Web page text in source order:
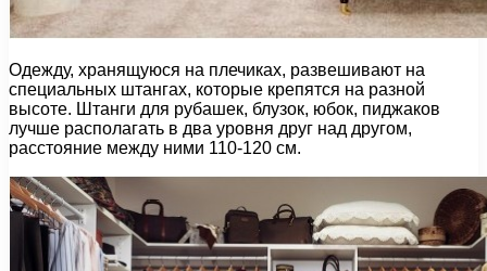
Одежду, хранящуюся на плечиках, развешивают на
специальных штангах, которые крепятся на разной
высоте. Штанги для рубашек, блузок, юбок, пиджаков
лучше располагать в два уровня друг над другом,
расстояние между ними 110-120 см.